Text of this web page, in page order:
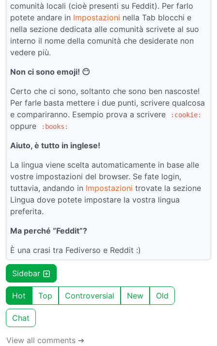
comunità locali (cioè presenti su Feddit). Per farlo
potete andare in Impostazioni nella Tab blocchi e
nella sezione dedicata alle comunità scrivete al suo
interno il nome della comunità che desiderate non
vedere più.
Non ci sono emoji! 😶
Certo che ci sono, soltanto che sono ben nascoste!
Per farle basta mettere i due punti, scrivere qualcosa
e compariranno. Esempio prova a scrivere
:cookie:
oppure :books:
Aiuto, è tutto in inglese!
La lingua viene scelta automaticamente in base alle
vostre impostazioni del browser. Se fate login,
tuttavia, andando in Impostazioni trovate la sezione
Lingua dove potete impostare la vostra lingua
preferita.
Ma perché “Feddit”?
È una crasi tra Fediverso e Reddit :)
Sidebar
Hot Top Controversial New Old
Chat
View all comments ➔